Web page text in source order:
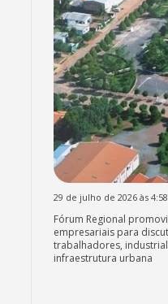
29 de julho de 2026 às
Fórum Regional
empresariais para
trabalhadores,
infraestrutura urbana